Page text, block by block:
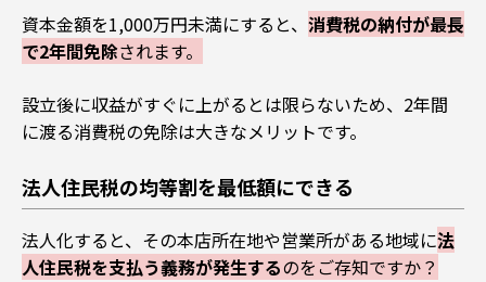
資本金額を1,000万円未満にすると、 消費税の納付が最長
で2年間免除されます。
設立後に収益がすぐに上がるとは限らないため、2年間
に渡る消費税の免除は大きなメリットです。
法人住民税の均等割を最低額にできる
法人化すると、その本店所在地や営業所がある地域に法
人住民税を支払う義務が発生するのをご存知ですか？